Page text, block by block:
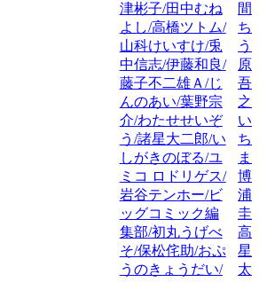
津彬子/田中むね
よし/高橋ツトム/
山科けいすけ/兎
中信志/伊藤和良/
藤子不二雄Ａ/じ
んのあい/葉野宗
介/わたせせいぞ
う/諸星大二郎/い
しがきのぼる/ユ
ミコ ロドリゲス/
岩谷テンホー/ビ
ッグコミック編
集部/初丸うげべ
そ/保松侘助/おぷ
うのきょうだい/
間
ち
う
原
吾/
之
い
ち
ま
博/
浦
圭/
高
星/
太